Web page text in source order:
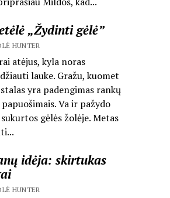
„Žydinti gėlė”
HUNTER
atėjus, kyla noras
lauke. Gražu, kuomet
yra padengimas rankų
Va ir pažydo
gėlės žolėje. Metas
idėja: skirtukas
HUNTER